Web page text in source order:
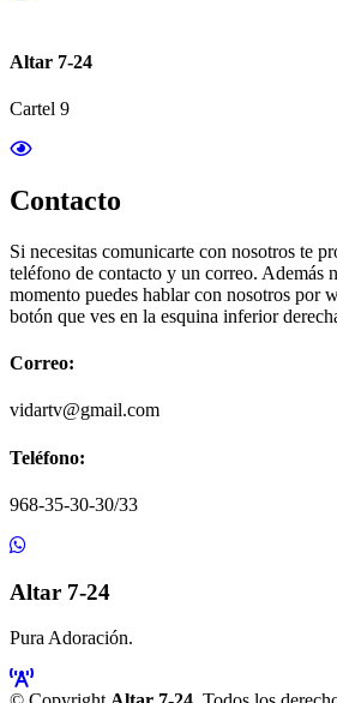
Altar 7-24
Cartel 9
Contacto
Si necesitas comunicarte con nosotros te
teléfono de contacto y un correo. Además
momento puedes hablar con nosotros por
botón que ves en la esquina inferior
Correo:
vidartv@gmail.com
Teléfono:
968-35-30-30/33
Altar 7-24
Pura Adoración.